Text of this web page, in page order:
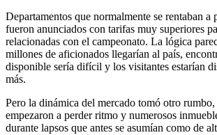
Departamentos que normalmente se rentaban a
fueron anunciados con tarifas muy superiores
relacionadas con el campeonato. La lógica
millones de aficionados llegarían al país,
disponible sería difícil y los visitantes estarían
más.
Pero la dinámica del mercado tomó otro rumbo,
empezaron a perder ritmo y numerosos
durante lapsos que antes se asumían como de